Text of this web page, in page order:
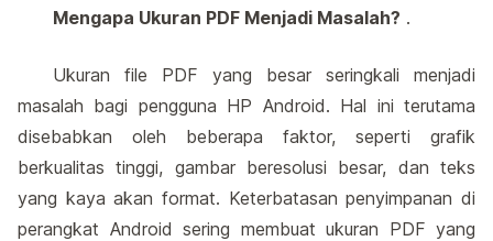
Mengapa Ukuran PDF Menjadi Masalah? .
Ukuran file PDF yang besar seringkali menjadi
masalah bagi pengguna HP Android. Hal ini terutama
disebabkan oleh beberapa faktor, seperti grafik
berkualitas tinggi, gambar beresolusi besar, dan teks
yang kaya akan format. Keterbatasan penyimpanan di
perangkat Android sering membuat ukuran PDF yang